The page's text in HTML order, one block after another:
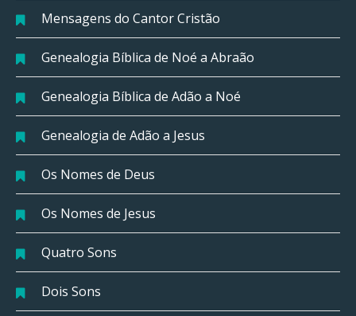
Mensagens do Cantor Cristão
Genealogia Bíblica de Noé a Abraão
Genealogia Bíblica de Adão a Noé
Genealogia de Adão a Jesus
Os Nomes de Deus
Os Nomes de Jesus
Quatro Sons
Dois Sons